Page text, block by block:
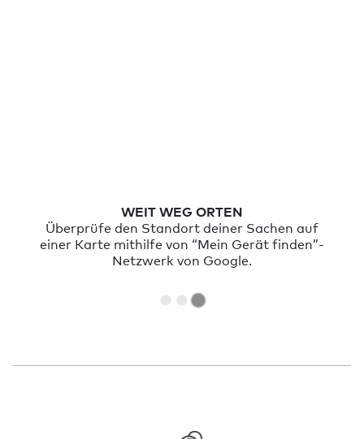
WEIT WEG ORTEN
Überprüfe den Standort deiner Sachen auf
einer Karte mithilfe von “Mein Gerät finden”-
Netzwerk von Google.